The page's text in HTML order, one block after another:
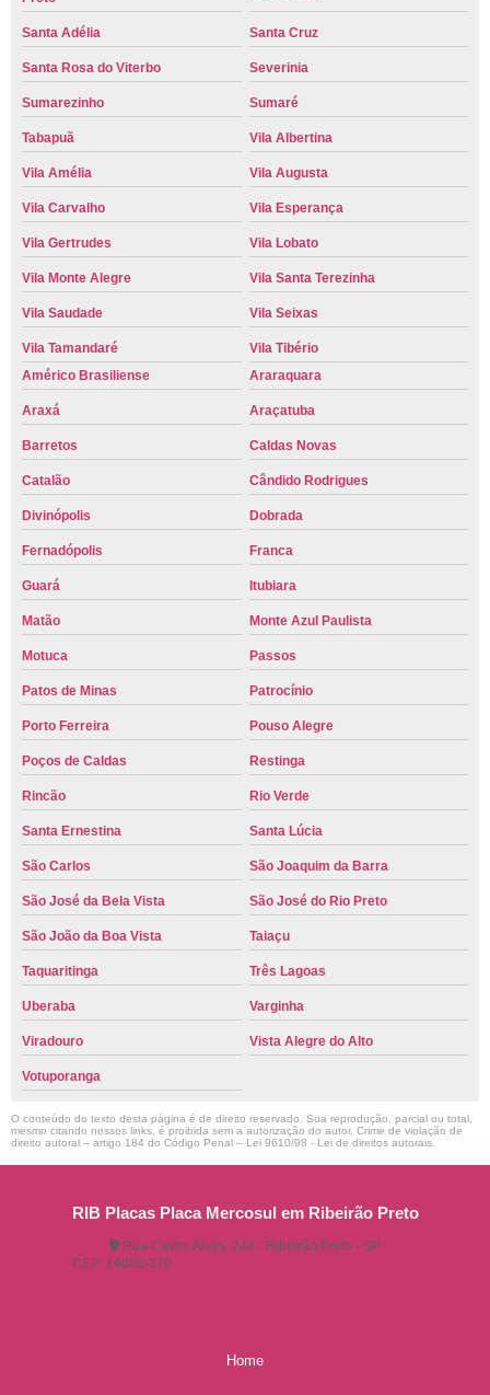
Santa Adélia Santa Cruz
Santa Rosa do Viterbo Severinia
Sumarezinho Sumaré
Tabapuã Vila Albertina
Vila Amélia Vila Augusta
Vila Carvalho Vila Esperança
Vila Gertrudes Vila Lobato
Vila Monte Alegre Vila Santa Terezinha
Vila Saudade Vila Seixas
Vila Tamandaré
Vila Tibério
Américo Brasiliense
Araraquara
Araxá Araçatuba
Barretos Caldas Novas
Catalão Cândido Rodrigues
Divinópolis Dobrada
Fernadópolis Franca
Guará Itubiara
Matão Monte Azul Paulista
Motuca Passos
Patos de Minas Patrocínio
Porto Ferreira Pouso Alegre
Poços de Caldas Restinga
Rincão Rio Verde
Santa Ernestina Santa Lúcia
São Carlos São Joaquim da Barra
São José da Bela Vista São José do Rio Preto
São João da Boa Vista Taiaçu
Taquaritinga Três Lagoas
Uberaba Varginha
Viradouro Vista Alegre do Alto
Votuporanga
O conteúdo do texto desta página é de direito reservado. Sua reprodução, parcial ou total,
mesmo citando nossos links, é proibida sem a autorização do autor. Crime de violação de
direito autoral – artigo 184 do Código Penal – Lei 9610/98 - Lei de direitos autorais
RIB Placas Placa Mercosul em Ribeirão Preto
Rua Castro Alves, 244 - Ribeirão Preto - SP
CEP: 14080-370
Home